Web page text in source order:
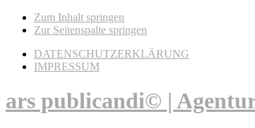
Zum Inhalt springen
Zur Seitenspalte springen
DATENSCHUTZERKLÄRUNG
IMPRESSUM
ars publicandi© |